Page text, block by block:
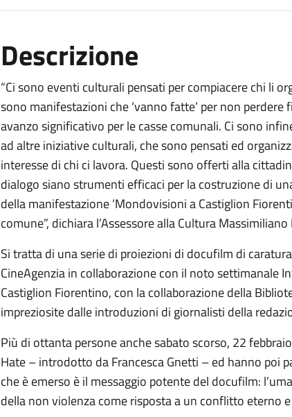
Descrizione
“Ci sono eventi culturali pensati per compiacere chi li
sono manifestazioni che ‘vanno fatte’ per non
avanzo significativo per le casse comunali. Ci sono
ad altre iniziative culturali, che sono pensati ed
interesse di chi ci lavora. Questi sono offerti alla
dialogo siano strumenti efficaci per la costruzione di
della manifestazione ‘Mondovisioni a Castiglion
comune”, dichiara l’Assessore alla Cultura Massimiliano
Si tratta di una serie di proiezioni di docufilm di
CineAgenzia in collaborazione con il noto settimanale
Castiglion Fiorentino, con la collaborazione della
impreziosite dalle introduzioni di giornalisti della
Più di ottanta persone anche sabato scorso, 22
Hate – introdotto da Francesca Gnetti – ed hanno poi
che è emerso è il messaggio potente del docufilm:
della non violenza come risposta a un conflitto eterno